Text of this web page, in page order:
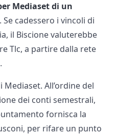
Mediaset di un
. Se cadessero i vincoli di
il Biscione valuterebbe
Tlc, a partire dalla rete
All’ordine del
dei conti semestrali,
fornisca la
per rifare un punto